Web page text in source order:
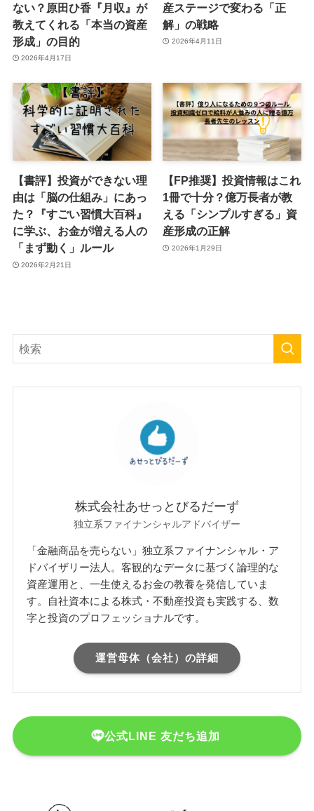
ない？原田ひ香『月収』が
教えてくれる「本当の資産
形成」の目的
2026年4月17日
産ステージで変わる「正
解」の戦略
2026年4月11日
【書評】投資ができない理
由は「脳の仕組み」にあっ
た？『すごい習慣大百科』
に学ぶ、お金が増える人の
「まず動く」ルール
2026年2月21日
【FP推奨】投資情報はこれ
1冊で十分？億万長者が教
える「シンプルすぎる」資
産形成の正解
2026年1月29日
株式会社あせっとびるだーず
独立系ファイナンシャルアドバイザー
「金融商品を売らない」独立系ファイナンシャル・ア
ドバイザリー法人。客観的なデータに基づく論理的な
資産運用と、一生使えるお金の教養を発信していま
す。自社資本による株式・不動産投資も実践する、数
字と投資のプロフェッショナルです。
運営母体（会社）の詳細
公式LINE 友だち追加